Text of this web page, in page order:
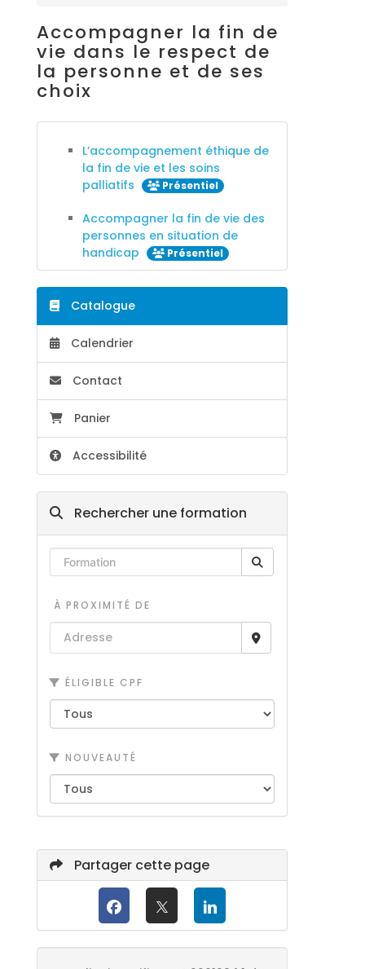
Accompagner la fin de
vie dans le respect de
la personne et de ses
choix
L’accompagnement éthique de
la fin de vie et les soins
palliatifs
Présentiel
Accompagner la fin de vie des
personnes en situation de
handicap
Présentiel
Catalogue
Calendrier
Contact
Panier
Accessibilité
Rechercher une formation
À PROXIMITÉ DE
ÉLIGIBLE CPF
NOUVEAUTÉ
Partager cette page